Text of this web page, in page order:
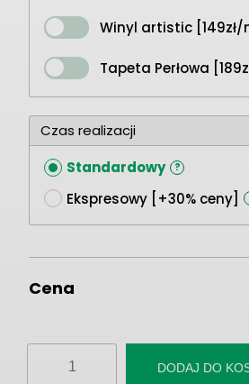
Winyl artistic [149zł/
Tapeta Perłowa
Czas realizacji
Standardowy ?
Ekspresowy [+30% ceny]
Cena
DODAJ DO